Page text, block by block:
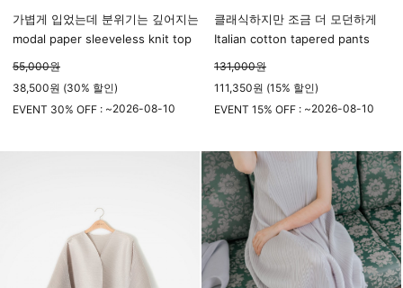
가볍게 입었는데 분위기는 깊어지는
modal paper sleeveless knit top
55,000원
38,500원 (30% 할인)
EVENT 30% OFF : ~2026-08-10
클래식하지만 조금 더 모던하게
Italian cotton tapered pants
131,000원
111,350원 (15% 할인)
EVENT 15% OFF : ~2026-08-10